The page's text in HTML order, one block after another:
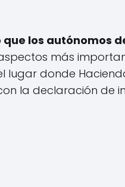
los autónomos
más
lugar donde
la declaración de